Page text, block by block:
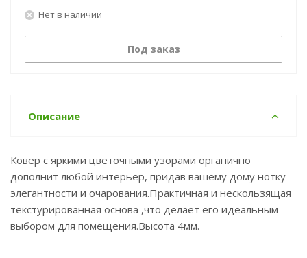
Нет в наличии
Под заказ
Описание
Ковер с яркими цветочными узорами органично
дополнит любой интерьер, придав вашему дому нотку
элегантности и очарования.Практичная и нескользящая
текстурированная основа ,что делает его идеальным
выбором для помещения.Высота 4мм.